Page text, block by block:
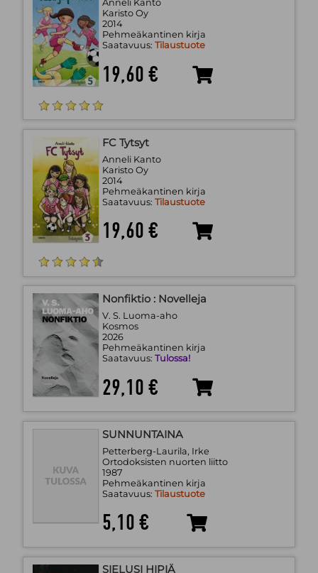
Anneli Kanto
Karisto Oy
2014
Pehmeäkantinen kirja
Saatavuus: Tilaustuote
19,60 €
FC Tytsyt
Anneli Kanto
Karisto Oy
2014
Pehmeäkantinen kirja
Saatavuus: Tilaustuote
19,60 €
Nonfiktio : Novelleja
V. S. Luoma-aho
Kosmos
2026
Pehmeäkantinen kirja
Saatavuus: Tulossa!
29,10 €
SUNNUNTAINA
Petterberg-Laurila, Irke
Ortodoksisten nuorten liitto
1987
Pehmeäkantinen kirja
Saatavuus: Tilaustuote
5,10 €
SIELUSI HIPIÄ